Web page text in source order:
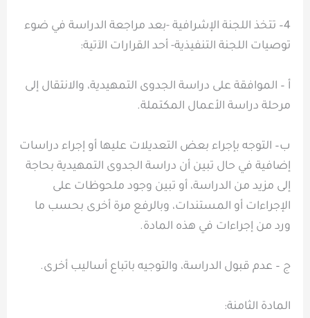
4– تتخذ اللجنة الإشرافية -بعد مراجعة الدراسة في ضوء
توصيات اللجنة التنفيذية- أحد القرارات الآتية:
أ – الموافقة على دراسة الجدوى التمهيدية، والانتقال إلى
مرحلة دراسة الأعمال المكتملة.
ب– التوجه بإجراء بعض التعديلات عليها أو إجراء دراسات
إضافية في حال تبين أن دراسة الجدوى التمهيدية بحاجة
إلى مزيد من الدراسة، أو تبين وجود ملحوظات على
الإجراءات أو المستندات، وبالرفع مرة أخرى بحسب ما
ورد من إجراءات في هذه المادة.
ج – عدم قبول الدراسة، والتوجيه باتباع أساليب أخرى.
المادة الثامنة: